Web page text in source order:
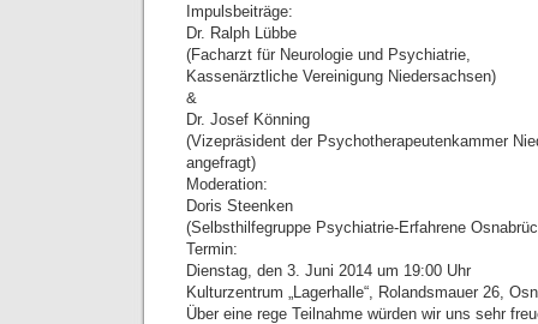
Impulsbeiträge:
Dr. Ralph Lübbe
(Facharzt für Neurologie und Psychiatrie,
Kassenärztliche Vereinigung Niedersachsen)
&
Dr. Josef Könning
(Vizepräsident der Psychotherapeutenkammer
angefragt)
Moderation:
Doris Steenken
(Selbsthilfegruppe Psychiatrie-Erfahrene
Termin:
Dienstag, den 3. Juni 2014 um 19:00 Uhr
Kulturzentrum „Lagerhalle“, Rolandsmauer 26,
Über eine rege Teilnahme würden wir uns sehr